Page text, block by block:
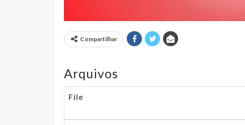
Compartilhar
Arquivos
File